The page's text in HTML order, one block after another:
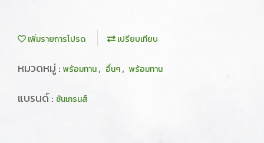
เพิ่มรายการโปรด เปรียบเทียบ
หมวดหมู่ : พร้อมทาน, อื่นๆ, พร้อมทาน
แบรนด์ : ซันเกรนส์